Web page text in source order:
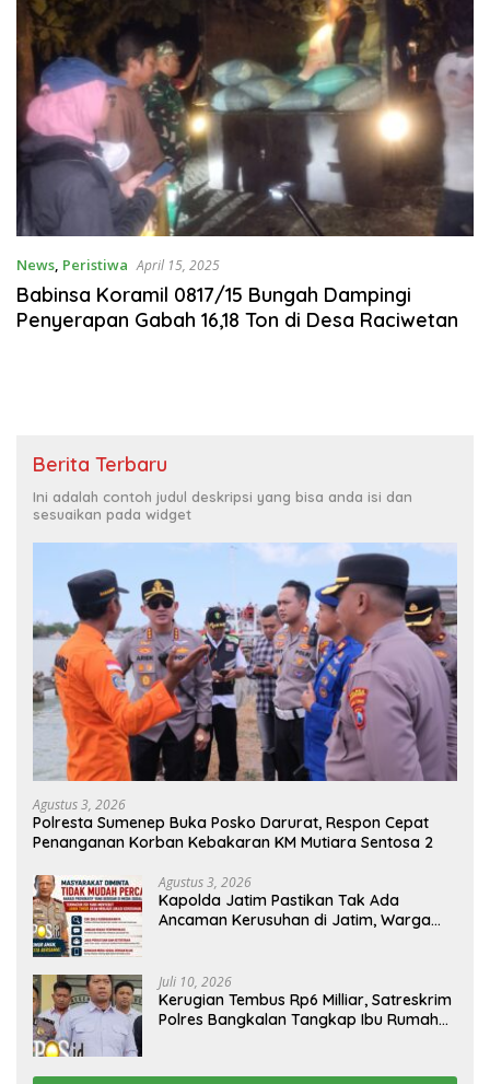
News, Peristiwa April 15, 2025
Babinsa Koramil 0817/15 Bungah Dampingi
Penyerapan Gabah 16,18 Ton di Desa Raciwetan
Berita Terbaru
Ini adalah contoh judul deskripsi yang bisa anda isi dan
sesuaikan pada widget
Agustus 3, 2026
Polresta Sumenep Buka Posko Darurat, Respon Cepat
Penanganan Korban Kebakaran KM Mutiara Sentosa 2
Agustus 3, 2026
Kapolda Jatim Pastikan Tak Ada
Ancaman Kerusuhan di Jatim, Warga
Juli 10, 2026
Kerugian Tembus Rp6 Milliar, Satreskrim
Polres Bangkalan Tangkap Ibu Rumah